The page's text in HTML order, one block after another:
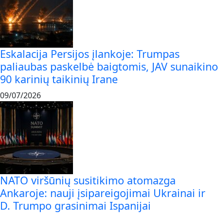
Eskalacija Persijos įlankoje: Trumpas
paliaubas paskelbė baigtomis, JAV sunaikino
90 karinių taikinių Irane
09/07/2026
NATO viršūnių susitikimo atomazga
Ankaroje: nauji įsipareigojimai Ukrainai ir
D. Trumpo grasinimai Ispanijai